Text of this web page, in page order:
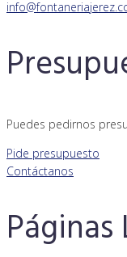
Puedes pedirnos
Pide presupuesto
Contáctanos
Páginas